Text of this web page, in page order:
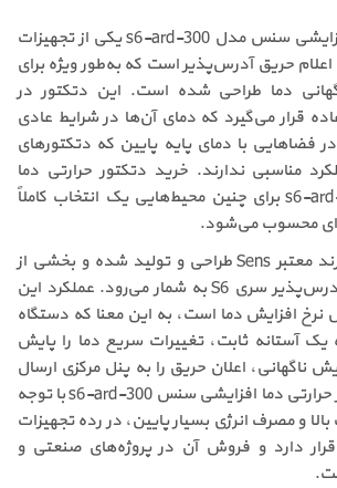
دتکتور حرارتی دما افزایشی سنس مدل s6-ard-300 یکی از تجهیزات
حریق آدرس‌پذیر است که به‌طور ویژه برای
دما طراحی شده است. این دتکتور در
قرار می‌گیرد که دمای آن‌ها در شرایط عادی
فضاهایی با دمای پایه پایین که دتکتورهای
مناسبی ندارند. خرید دتکتور حرارتی دما
افزایشی سنس s6-ard-300 برای چنین محیط‌هایی یک انتخاب کاملاً
محسوب می‌شود.
این محصول توسط برند معتبر Sens طراحی و تولید شده و بخشی از
خانواده دتکتورهای آدرس‌پذیر سری S6 به شمار می‌رود. عملکرد این
نرخ افزایش دما است، به این معنا که دستگاه
آستانه ثابت، تغییرات سریع دما را پایش
ناگهانی، اعلان حریق را به پنل مرکزی ارسال
می‌کند. قیمت دتکتور حرارتی دما افزایشی سنس s6-ard-300 با توجه
و مصرف انرژی بسیار پایین، در رده تجهیزات
دارد و فروش آن در پروژه‌های صنعتی و